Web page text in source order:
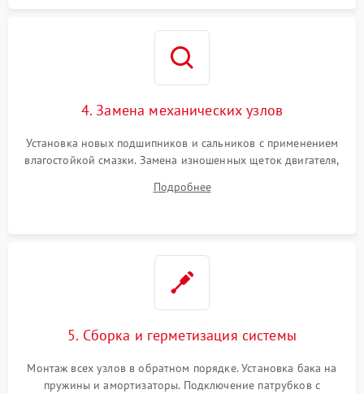
4. Замена механических узлов
Установка новых подшипников и сальников с применением
влагостойкой смазки. Замена изношенных щеток двигателя,
или поврежденной резиновой манжеты.
Подробнее
5. Сборка и герметизация системы
Монтаж всех узлов в обратном порядке. Установка бака на
пружины и амортизаторы. Подключение патрубков с